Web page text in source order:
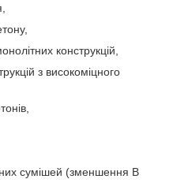
конструкцій,
з високоміцного
сумішей (зменшення В